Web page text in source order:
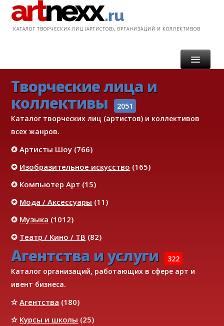
artnexx.ru
КАТАЛОГ ТВОРЧЕСКИХ ЛИЦ (АРТИСТОВ), ОРГАНИЗАЦИЙ И КОЛЛЕКТИВОВ
ГЛАВНАЯ
КАТАЛОГ
ИНФОРМАЦИЯ
КОНТАКТ
Творческие лица и
коллективы
2051
Каталог творческих лиц (артистов) и коллективов
всех жанров.
✪Артисты Шоу (766)
✪ Изобразительное искусство (165)
✪ Компьютер Арт (15)
✪ Мода / Аксессуары (11)
✪ Музыка (1012)
✪ Театр / Кино / ТВ (82)
Агентства и услуги
322
Каталог организаций, работающих в сфере арт и
ивент бизнеса.
✫Агентства (180)
✫ Курсы и школы (25)